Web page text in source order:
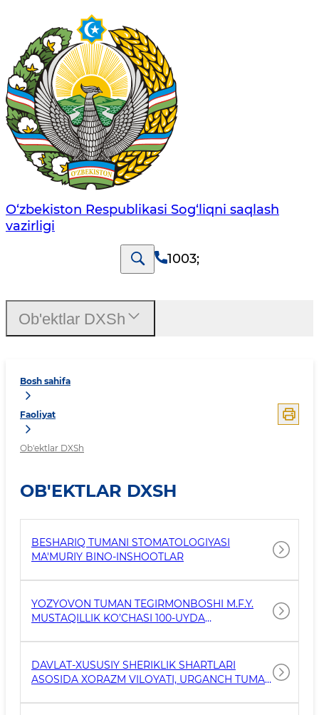
O‘zbеkistоn Rеspublikаsi Sоg‘liqni saqlash
vаzirligi
1003;
Bosh sahifa
Faoliyat
Ob'ektlar DXSh
OB'EKTLAR DXSH
BESHARIQ TUMANI STOMATOLOGIYASI
MA'MURIY BINO-INSHOOTLAR
YOZYOVON TUMAN TEGIRMONBOSHI M.F.Y.
MUSTAQILLIK KO’CHASI 100-UYDA
QARASHLI BIR QAVATLI TA’MIRTALAB BOLALAR
TABOBATXONASINI BUZIB TASHLAB UNING
O’RNIDA 375,75 M2 BINO O’RNIDA D.X.SH.
DAVLAT-XUSUSIY SHERIKLIK SHARTLARI
ASOSIDA XORAZM VILOYATI, URGANCH TUMAN
OSHIRILADIGAN LOYIHA
Ob'ektlar DXSh